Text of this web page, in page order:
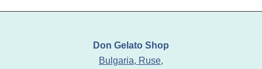
Don Gelato Shop
Bulgaria, Ruse,